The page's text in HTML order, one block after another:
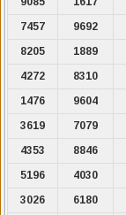
7457
9692
8205
1889
4272
8310
1476
9604
3619
7079
4353
8846
5196
4030
3026
6180